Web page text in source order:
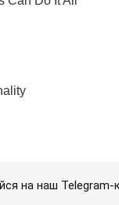
на наш Telegram-